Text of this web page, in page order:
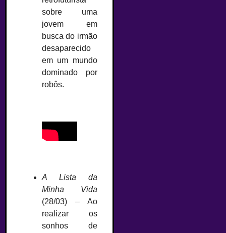
sobre uma
jovem em
busca do irmão
desaparecido
em um mundo
dominado por
robôs.
A Lista da
Minha Vida
(28/03) – Ao
realizar os
sonhos de